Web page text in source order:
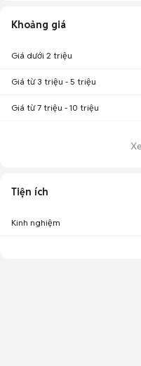
Khoảng giá
Giá dưới 2 triệu
Giá từ 3 triệu - 5 triệu
Giá từ 7 triệu - 10 triệu
Tiện ích
Kinh nghiệm